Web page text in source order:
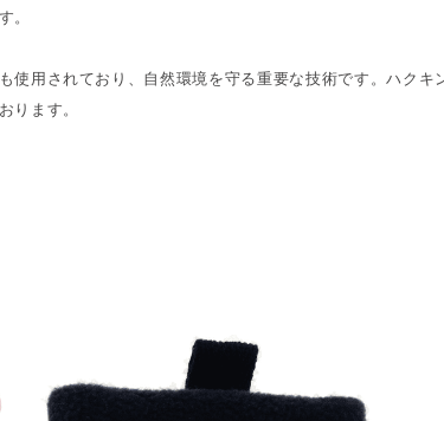
。
用されており、自然環境を守る重要な技術です。ハクキ
おります。